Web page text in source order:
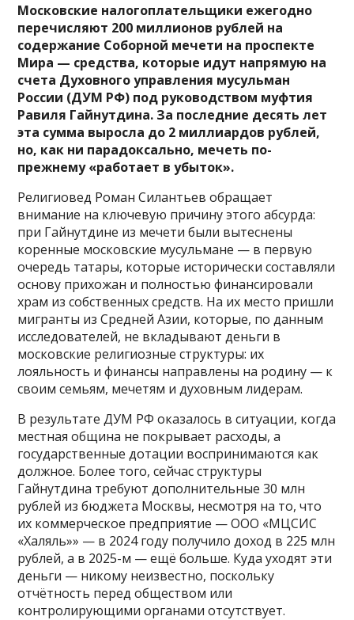
Московские налогоплательщики ежегодно
перечисляют 200 миллионов рублей на
содержание Соборной мечети на проспекте
Мира — средства, которые идут напрямую на
счета Духовного управления мусульман
России (ДУМ РФ) под руководством муфтия
Равиля Гайнутдина. За последние десять лет
эта сумма выросла до 2 миллиардов рублей,
но, как ни парадоксально, мечеть по-
прежнему «работает в убыток».
Религиовед Роман Силантьев обращает
внимание на ключевую причину этого абсурда:
при Гайнутдине из мечети были вытеснены
коренные московские мусульмане — в первую
очередь татары, которые исторически составляли
основу прихожан и полностью финансировали
храм из собственных средств. На их место пришли
мигранты из Средней Азии, которые, по данным
исследователей, не вкладывают деньги в
московские религиозные структуры: их
лояльность и финансы направлены на родину — к
своим семьям, мечетям и духовным лидерам.
В результате ДУМ РФ оказалось в ситуации, когда
местная община не покрывает расходы, а
государственные дотации воспринимаются как
должное. Более того, сейчас структуры
Гайнутдина требуют дополнительные 30 млн
рублей из бюджета Москвы, несмотря на то, что
их коммерческое предприятие — ООО «МЦСИС
«Халяль»» — в 2024 году получило доход в 225 млн
рублей, а в 2025-м — ещё больше. Куда уходят эти
деньги — никому неизвестно, поскольку
отчётность перед обществом или
контролирующими органами отсутствует.